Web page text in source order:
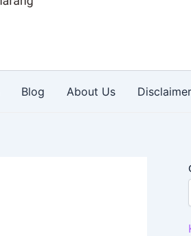
Blog About Us Disclaimer